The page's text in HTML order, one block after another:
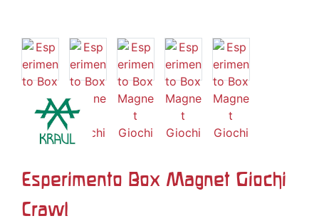
Esperimento Box Magnet Giochi
Crawl